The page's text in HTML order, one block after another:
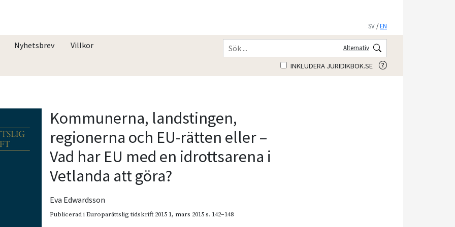
SV /EN
Nyhetsbrev Villkor Alternativ
INKLUDERA JURIDIKBOK.SE
Kommunerna, landstingen,
regionerna och EU-rätten eller –
Vad har EU med en idrottsarena i
Vetlanda att göra?
Eva Edwardsson
Publicerad iEuroparättslig tidskrift 2015 1, mars 2015s. 142–148